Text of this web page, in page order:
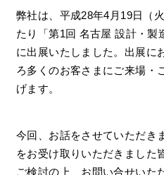
弊社は、平成28年4月19日（
たり「第1回 名古屋 設計・製
に出展いたしました。出展に
ろ多くのお客さまにご来場・
げます。
今回、お話をさせていただき
をお受け取りいただきました
ご検討の上、お問い合せいた